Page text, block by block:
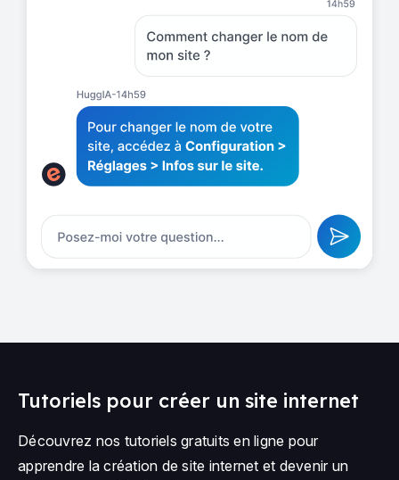
Tutoriels pour créer un site internet
Découvrez nos tutoriels gratuits en ligne pour
apprendre la création de site internet et devenir un